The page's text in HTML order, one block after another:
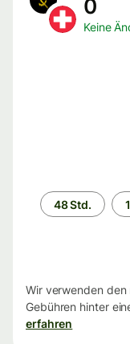
0
Keine
Zeitraum
48 Std.
Wir verwenden
Gebühren hinter
erfahren